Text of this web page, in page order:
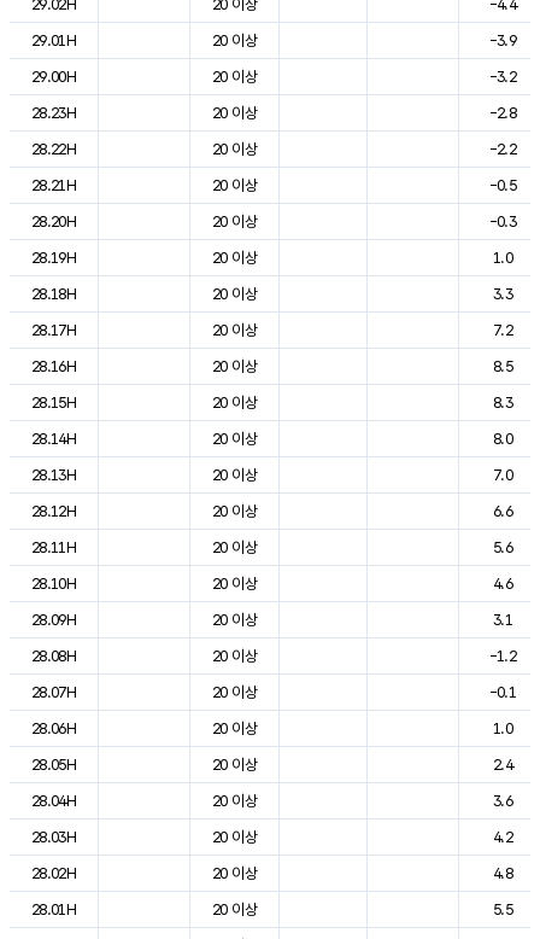
29.02H
20 이상
-4.4
29.01H
20 이상
-3.9
29.00H
20 이상
-3.2
28.23H
20 이상
-2.8
28.22H
20 이상
-2.2
28.21H
20 이상
-0.5
28.20H
20 이상
-0.3
28.19H
20 이상
1.0
28.18H
20 이상
3.3
28.17H
20 이상
7.2
28.16H
20 이상
8.5
28.15H
20 이상
8.3
28.14H
20 이상
8.0
28.13H
20 이상
7.0
28.12H
20 이상
6.6
28.11H
20 이상
5.6
28.10H
20 이상
4.6
28.09H
20 이상
3.1
28.08H
20 이상
-1.2
28.07H
20 이상
-0.1
28.06H
20 이상
1.0
28.05H
20 이상
2.4
28.04H
20 이상
3.6
28.03H
20 이상
4.2
28.02H
20 이상
4.8
28.01H
20 이상
5.5